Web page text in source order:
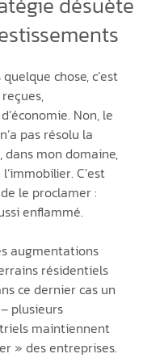
chose, c’est
Non, le
pas résolu la
mon domaine,
C’est
le proclamer :
enflammé.
augmentations
résidentiels
ce dernier cas un
plusieurs
maintiennent
» des entreprises.